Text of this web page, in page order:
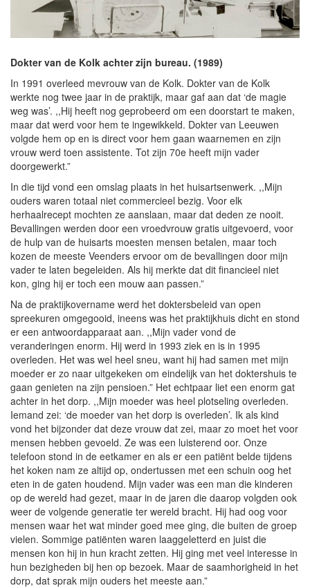
Dokter van de Kolk achter zijn bureau. (1989)
In 1991 overleed mevrouw van de Kolk. Dokter van de Kolk
werkte nog twee jaar in de praktijk, maar gaf aan dat ‘de magie
weg was’. ,,Hij heeft nog geprobeerd om een doorstart te maken,
maar dat werd voor hem te ingewikkeld. Dokter van Leeuwen
volgde hem op en is direct voor hem gaan waarnemen en zijn
vrouw werd toen assistente. Tot zijn 70e heeft mijn vader
doorgewerkt.”
In die tijd vond een omslag plaats in het huisartsenwerk. ,,Mijn
ouders waren totaal niet commercieel bezig. Voor elk
herhaalrecept mochten ze aanslaan, maar dat deden ze nooit.
Bevallingen werden door een vroedvrouw gratis uitgevoerd, voor
de hulp van de huisarts moesten mensen betalen, maar toch
kozen de meeste Veenders ervoor om de bevallingen door mijn
vader te laten begeleiden. Als hij merkte dat dit financieel niet
kon, ging hij er toch een mouw aan passen.”
Na de praktijkovername werd het doktersbeleid van open
spreekuren omgegooid, ineens was het praktijkhuis dicht en stond
er een antwoordapparaat aan. ,,Mijn vader vond de
veranderingen enorm. Hij werd in 1993 ziek en is in 1995
overleden. Het was wel heel sneu, want hij had samen met mijn
moeder er zo naar uitgekeken om eindelijk van het doktershuis te
gaan genieten na zijn pensioen.” Het echtpaar liet een enorm gat
achter in het dorp. ,,Mijn moeder was heel plotseling overleden.
Iemand zei: ‘de moeder van het dorp is overleden’. Ik als kind
vond het bijzonder dat deze vrouw dat zei, maar zo moet het voor
mensen hebben gevoeld. Ze was een luisterend oor. Onze
telefoon stond in de eetkamer en als er een patiënt belde tijdens
het koken nam ze altijd op, ondertussen met een schuin oog het
eten in de gaten houdend. Mijn vader was een man die kinderen
op de wereld had gezet, maar in de jaren die daarop volgden ook
weer de volgende generatie ter wereld bracht. Hij had oog voor
mensen waar het wat minder goed mee ging, die buiten de groep
vielen. Sommige patiënten waren laaggeletterd en juist die
mensen kon hij in hun kracht zetten. Hij ging met veel interesse in
hun bezigheden bij hen op bezoek. Maar de saamhorigheid in het
dorp, dat sprak mijn ouders het meeste aan.”